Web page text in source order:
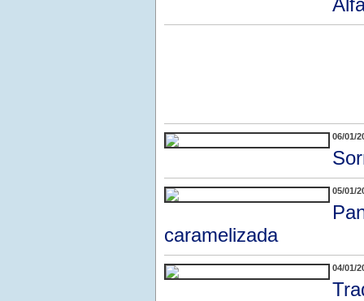
06/01/
05/01/
caramelizada
04/01/